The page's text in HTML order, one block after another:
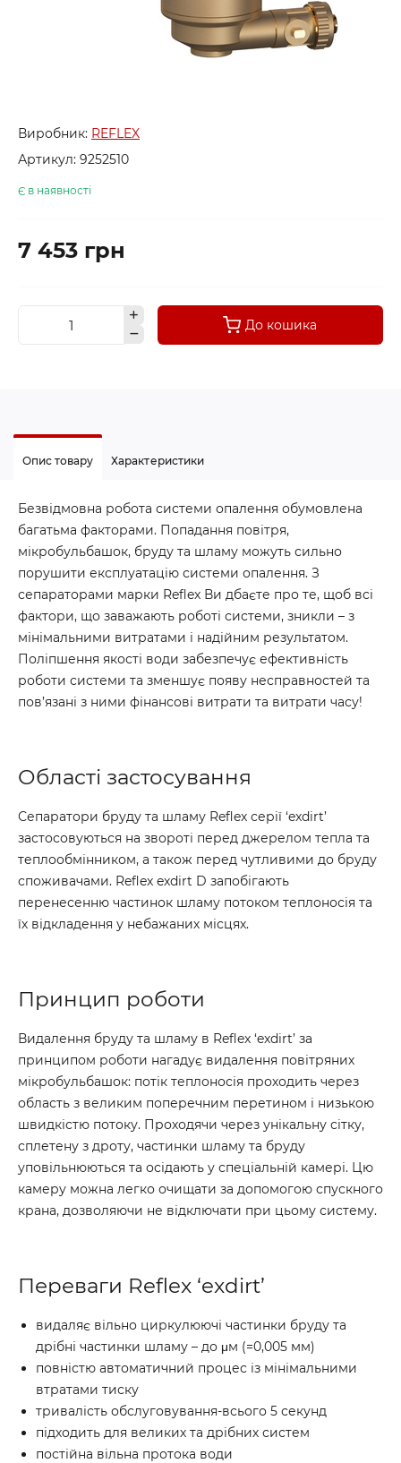
Виробник: REFLEX
Артикул: 9252510
Є в наявності
7 453 грн
До кошика
Опис товару Характеристики
Безвідмовна робота системи опалення обумовлена
багатьма факторами. Попадання повітря,
мікробульбашок, бруду та шламу можуть сильно
порушити експлуатацію системи опалення. З
сепараторами марки Reflex Ви дбаєте про те, щоб всі
фактори, що заважають роботі системи, зникли – з
мінімальними витратами і надійним результатом.
Поліпшення якості води забезпечує ефективність
роботи системи та зменшує появу несправностей та
пов’язані з ними фінансові витрати та витрати часу!
Області застосування
Сепаратори бруду та шламу Reflex серії ‘exdirt’
застосовуються на звороті перед джерелом тепла та
теплообмінником, а також перед чутливими до бруду
споживачами. Reflex exdirt D запобігають
перенесенню частинок шламу потоком теплоносія та
їх відкладення у небажаних місцях.
Принцип роботи
Видалення бруду та шламу в Reflex ‘exdirt’ за
принципом роботи нагадує видалення повітряних
мікробульбашок: потік теплоносія проходить через
область з великим поперечним перетином і низькою
швидкістю потоку. Проходячи через унікальну сітку,
сплетену з дроту, частинки шламу та бруду
уповільнюються та осідають у спеціальній камері. Цю
камеру можна легко очищати за допомогою спускного
крана, дозволяючи не відключати при цьому систему.
Переваги Reflex ‘exdirt’
видаляє вільно циркулюючі частинки бруду та
дрібні частинки шламу – до μм (=0,005 мм)
повністю автоматичний процес із мінімальними
втратами тиску
тривалість обслуговування-всього 5 секунд
підходить для великих та дрібних систем
постійна вільна протока води